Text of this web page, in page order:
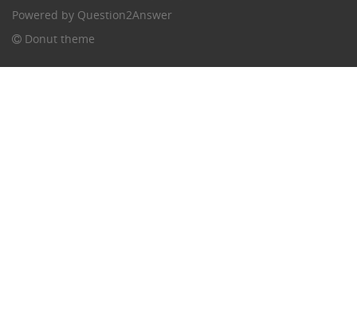
Powered by Question2Answer
Donut theme